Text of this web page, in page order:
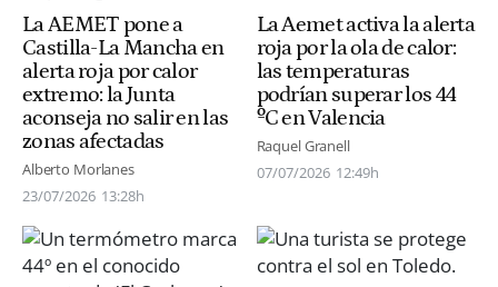
La AEMET pone a
Castilla-La Mancha en
alerta roja por calor
extremo: la Junta
aconseja no salir en las
zonas afectadas
Alberto Morlanes
23/07/2026 13:28h
La Aemet activa la alerta
roja por la ola de calor:
las temperaturas
podrían superar los 44
ºC en Valencia
Raquel Granell
07/07/2026 12:49h